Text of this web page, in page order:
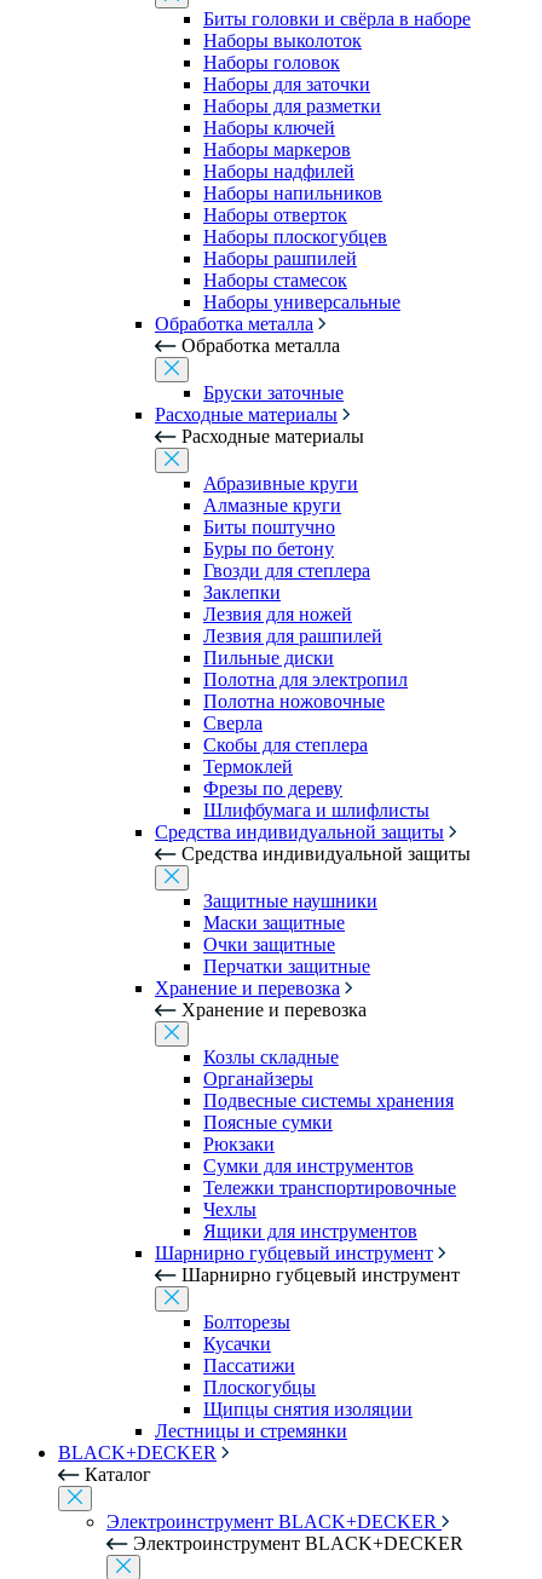
Биты головки и свёрла в наборе
Наборы выколоток
Наборы головок
Наборы для заточки
Наборы для разметки
Наборы ключей
Наборы маркеров
Наборы надфилей
Наборы напильников
Наборы отверток
Наборы плоскогубцев
Наборы рашпилей
Наборы стамесок
Наборы универсальные
Обработка металла
Обработка металла
Бруски заточные
Расходные материалы
Расходные материалы
Абразивные круги
Алмазные круги
Биты поштучно
Буры по бетону
Гвозди для степлера
Заклепки
Лезвия для ножей
Лезвия для рашпилей
Пильные диски
Полотна для электропил
Полотна ножовочные
Сверла
Скобы для степлера
Термоклей
Фрезы по дереву
Шлифбумага и шлифлисты
Средства индивидуальной защиты
Средства индивидуальной защиты
Защитные наушники
Маски защитные
Очки защитные
Перчатки защитные
Хранение и перевозка
Хранение и перевозка
Козлы складные
Органайзеры
Подвесные системы хранения
Поясные сумки
Рюкзаки
Сумки для инструментов
Тележки транспортировочные
Чехлы
Ящики для инструментов
Шарнирно губцевый инструмент
Шарнирно губцевый инструмент
Болторезы
Кусачки
Пассатижи
Плоскогубцы
Щипцы снятия изоляции
Лестницы и стремянки
BLACK+DECKER
Каталог
Электроинструмент BLACK+DECKER
Электроинструмент BLACK+DECKER